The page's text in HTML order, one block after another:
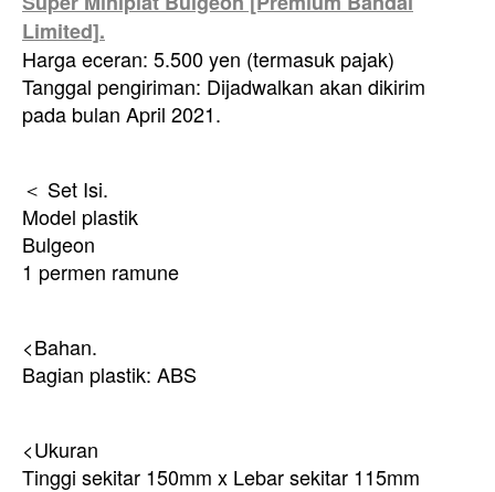
Limited].
Harga eceran: 5.500 yen (termasuk pajak)
Tanggal pengiriman: Dijadwalkan akan dikirim
pada bulan April 2021.
＜ Set Isi.
Model plastik
Bulgeon
1 permen ramune
<Bahan.
Bagian plastik: ABS
<Ukuran
Tinggi sekitar 150mm x Lebar sekitar 115mm